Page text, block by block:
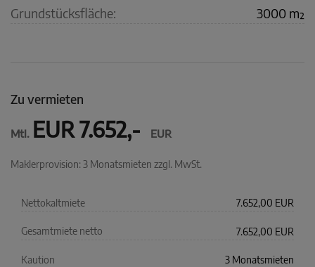
Grundstücksfläche: 3000 m²
Zu vermieten
Mtl. EUR 7.652,- EUR
Maklerprovision: 3 Monatsmieten zzgl. MwSt.
Nettokaltmiete 7.652,00 EUR
Gesamtmiete netto 7.652,00 EUR
Kaution 3 Monatsmieten